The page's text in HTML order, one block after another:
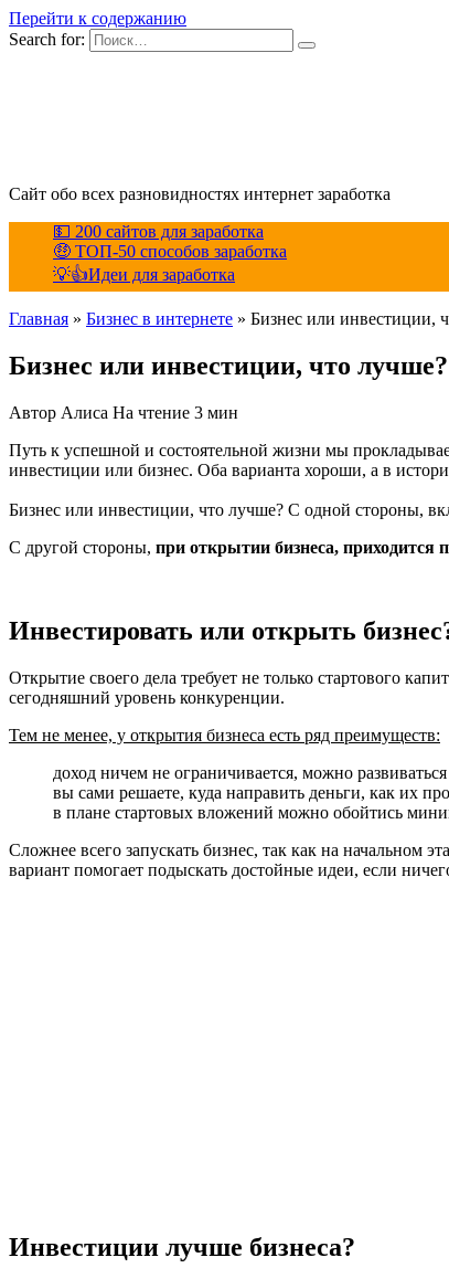
Перейти к содержанию
Search for:
Сайт обо всех разновидностях интернет заработка
💵 200 сайтов для заработка
🤑 ТОП-50 способов заработка
💡👍Идеи для заработка
Главная » Бизнес в интернете » Бизнес или инвестиции,
Бизнес или инвестиции, что лучше?
Автор Алиса На чтение 3 мин
Путь к успешной и состоятельной жизни мы
инвестиции или бизнес. Оба варианта хороши, а в
Бизнес или инвестиции, что лучше? С одной стороны,
С другой стороны, при открытии бизнеса, приходится
Инвестировать или открыть
Открытие своего дела требует не только стартового
сегодняшний уровень конкуренции.
Тем не менее, у открытия бизнеса есть ряд преимуществ:
доход ничем не ограничивается, можно
вы сами решаете, куда направить деньги, как их
в плане стартовых вложений можно обойтись
Сложнее всего запускать бизнес, так как на
вариант помогает подыскать достойные идеи, если
Инвестиции лучше бизнеса?